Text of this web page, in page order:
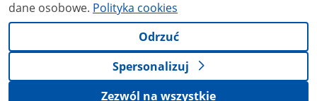
dane osobowe. Polityka cookies
Odrzuć
Spersonalizuj
Zezwól na wszystkie